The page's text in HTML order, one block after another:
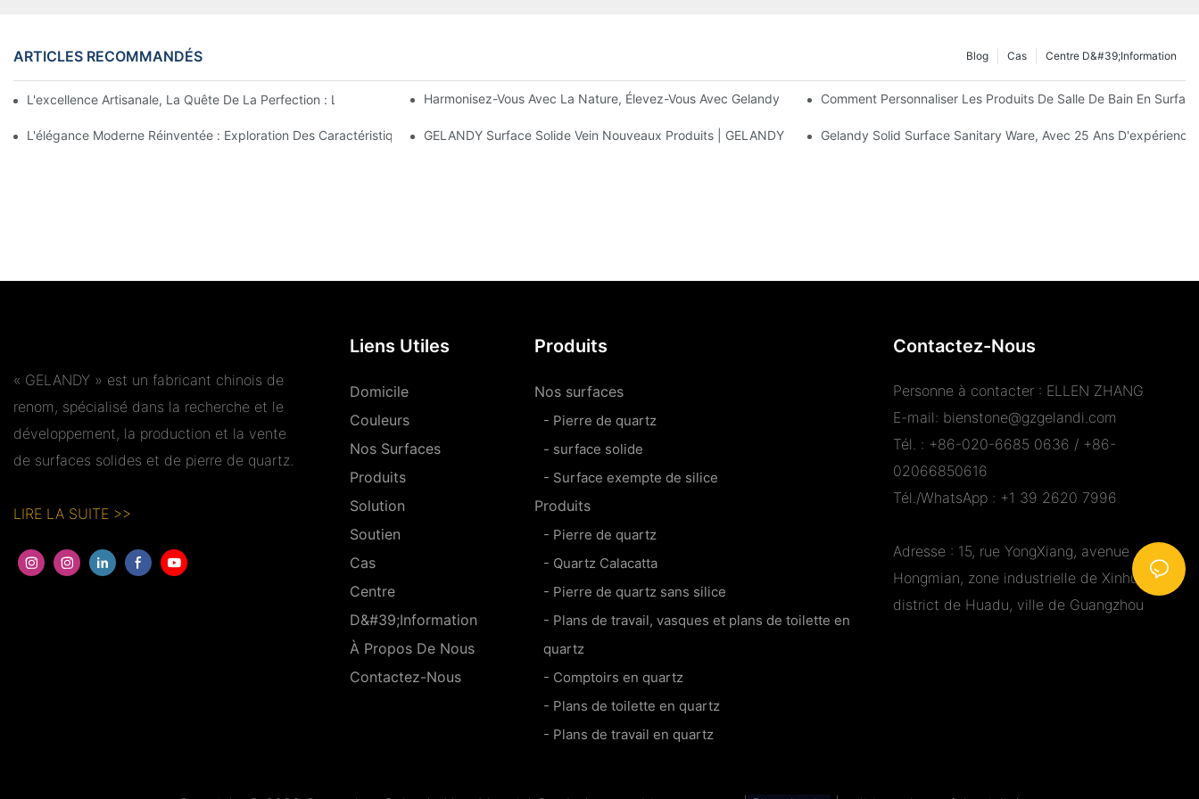
ARTICLES RECOMMANDÉS Centre D&#39;information
Cas
Blog
L'excellence Artisanale, La Quête De La Perfection : L'âme De La Fabrication Des Vasques En Surface Solide
Harmonisez-Vous Avec La Nature, Élevez-Vous Avec Gelandy Comment Personnaliser Les Produits De Salle De Bain En
L'élégance Moderne Réinventée : Exploration Des Caractéristiques Des Lavabos Intégrés En Surface Solide
GELANDY Surface Solide Vein Nouveaux Produits | GELANDY Gelandy Solid Surface Sanitary Ware, Avec 25 Ans D'expérience
« GELANDY » est un fabricant chinois de
renom, spécialisé dans la recherche et le
développement, la production et la vente
de surfaces solides et de pierre de quartz.
LIRE LA SUITE >>
Liens Utiles
Domicile
Couleurs
Nos Surfaces
Produits
Solution
Soutien
Cas
Centre
D&#39;information
À Propos De Nous
Contactez-Nous
Produits
Nos surfaces
- Pierre de quartz
- surface solide
- Surface exempte de silice
Produits
- Pierre de quartz
- Quartz Calacatta
- Pierre de quartz sans silice
- Plans de travail, vasques et plans de toilette en
quartz
- Comptoirs en quartz
- Plans de toilette en quartz
- Plans de travail en quartz
Contactez-Nous
Personne à contacter : ELLEN ZHANG
E-mail: bienstone@gzgelandi.com
Tél. : +86-020-6685 0636 / +86-
02066850616
Tél./WhatsApp : +1 39 2620 7996
Adresse : 15, rue YongXiang, avenue
Hongmian, zone industrielle de Xinhua,
district de Huadu, ville de Guangzhou